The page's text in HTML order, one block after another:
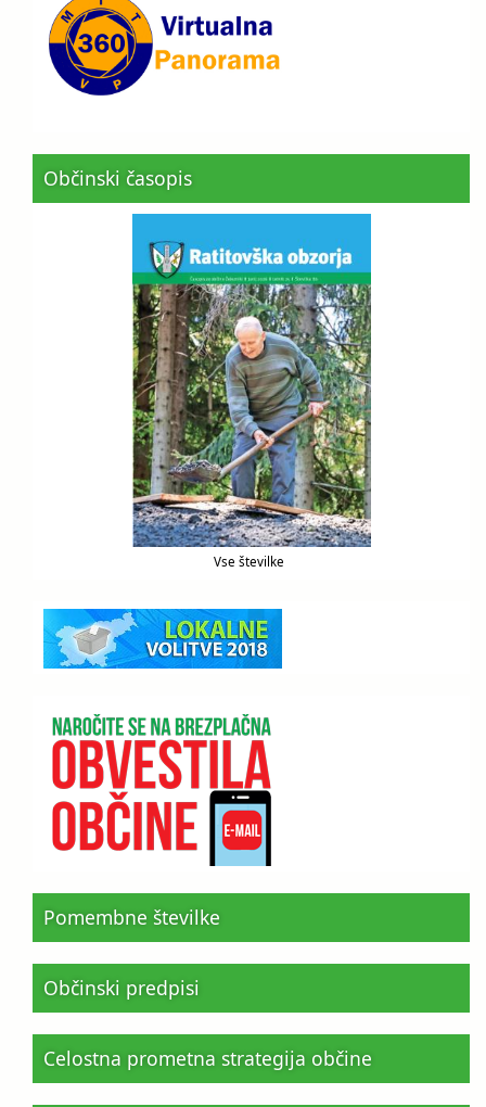
Občinski časopis
Vse številke
Pomembne številke
Občinski predpisi
Celostna prometna strategija občine